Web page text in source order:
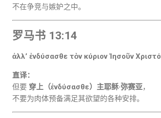
不在争竞与嫉妒之中。
罗马书 13:14
ἀλλʼ ἐνδύσασθε τὸν κύριον Ἰησοῦν
直译：
但要 穿上（ἐνδύσασθε）主耶稣·弥赛亚，
不要为肉体预备满足其欲望的各种安排。